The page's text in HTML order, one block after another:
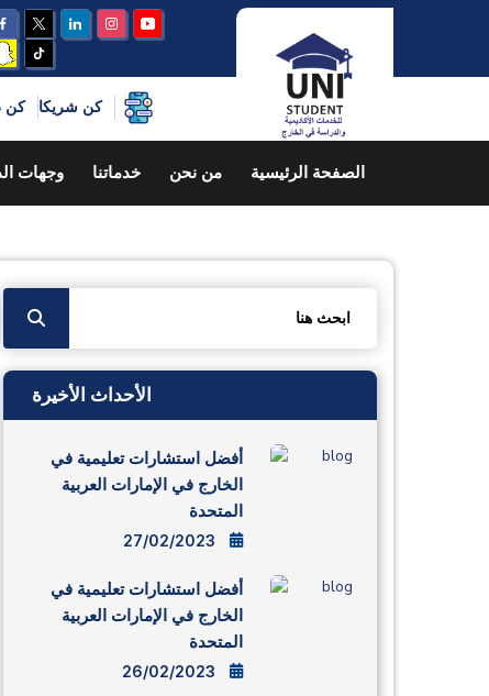
كن كن شريكا
الصفحة الرئيسية من نحن خدماتنا وجهات
الأحداث الأخيرة
أفضل استشارات تعليمية في
الخارج في الإمارات العربية
المتحدة
27/02/2023
أفضل استشارات تعليمية في
الخارج في الإمارات العربية
المتحدة
26/02/2023